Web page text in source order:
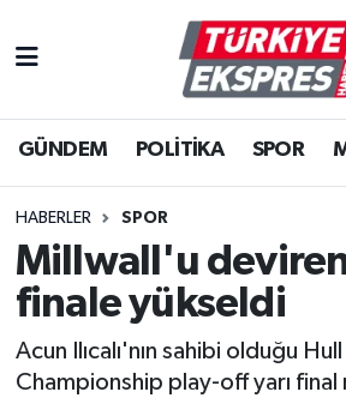
GÜNDEM POLİTİKA SPOR
HABERLER SPOR
Millwall'u
finale yükseldi
Acun Ilıcalı'nın sahibi olduğu
Championship play-off yarı final
İstanbul Nöbetçi Eczaneler
İstanbul Hava Durumu
İstanbul Namaz Vakitleri
İstanbul Trafik Yoğunluk